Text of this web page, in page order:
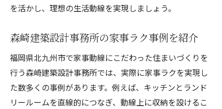
を活かし、理想の生活動線を実現しましょう。
森崎建築設計事務所の家事ラク事例を紹介
福岡県北九州市で家事動線にこだわった住まいづくりを
行う森崎建築設計事務所では、実際に家事ラクを実現し
た数多くの事例があります。例えば、キッチンとランド
リールームを直線的につなぎ、動線上に収納を設けるこ